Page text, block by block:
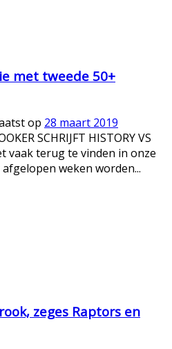
met tweede 50+
op 28 maart 2019
SCHRIJFT HISTORY VS
vaak terug te vinden in onze
weken worden...
zeges Raptors en